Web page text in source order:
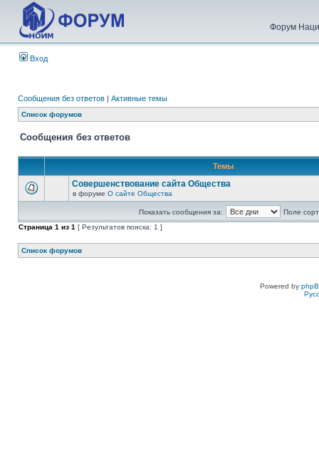
Форум
Вход
Сообщения без ответов | Активные темы
Список форумов
Сообщения без ответов
Темы
Совершенствование сайта Общества
в форуме О сайте Общества
Показать сообщения за:
Поле
Страница 1 из 1 [ Результатов поиска: 1 ]
Список форумов
Powered by